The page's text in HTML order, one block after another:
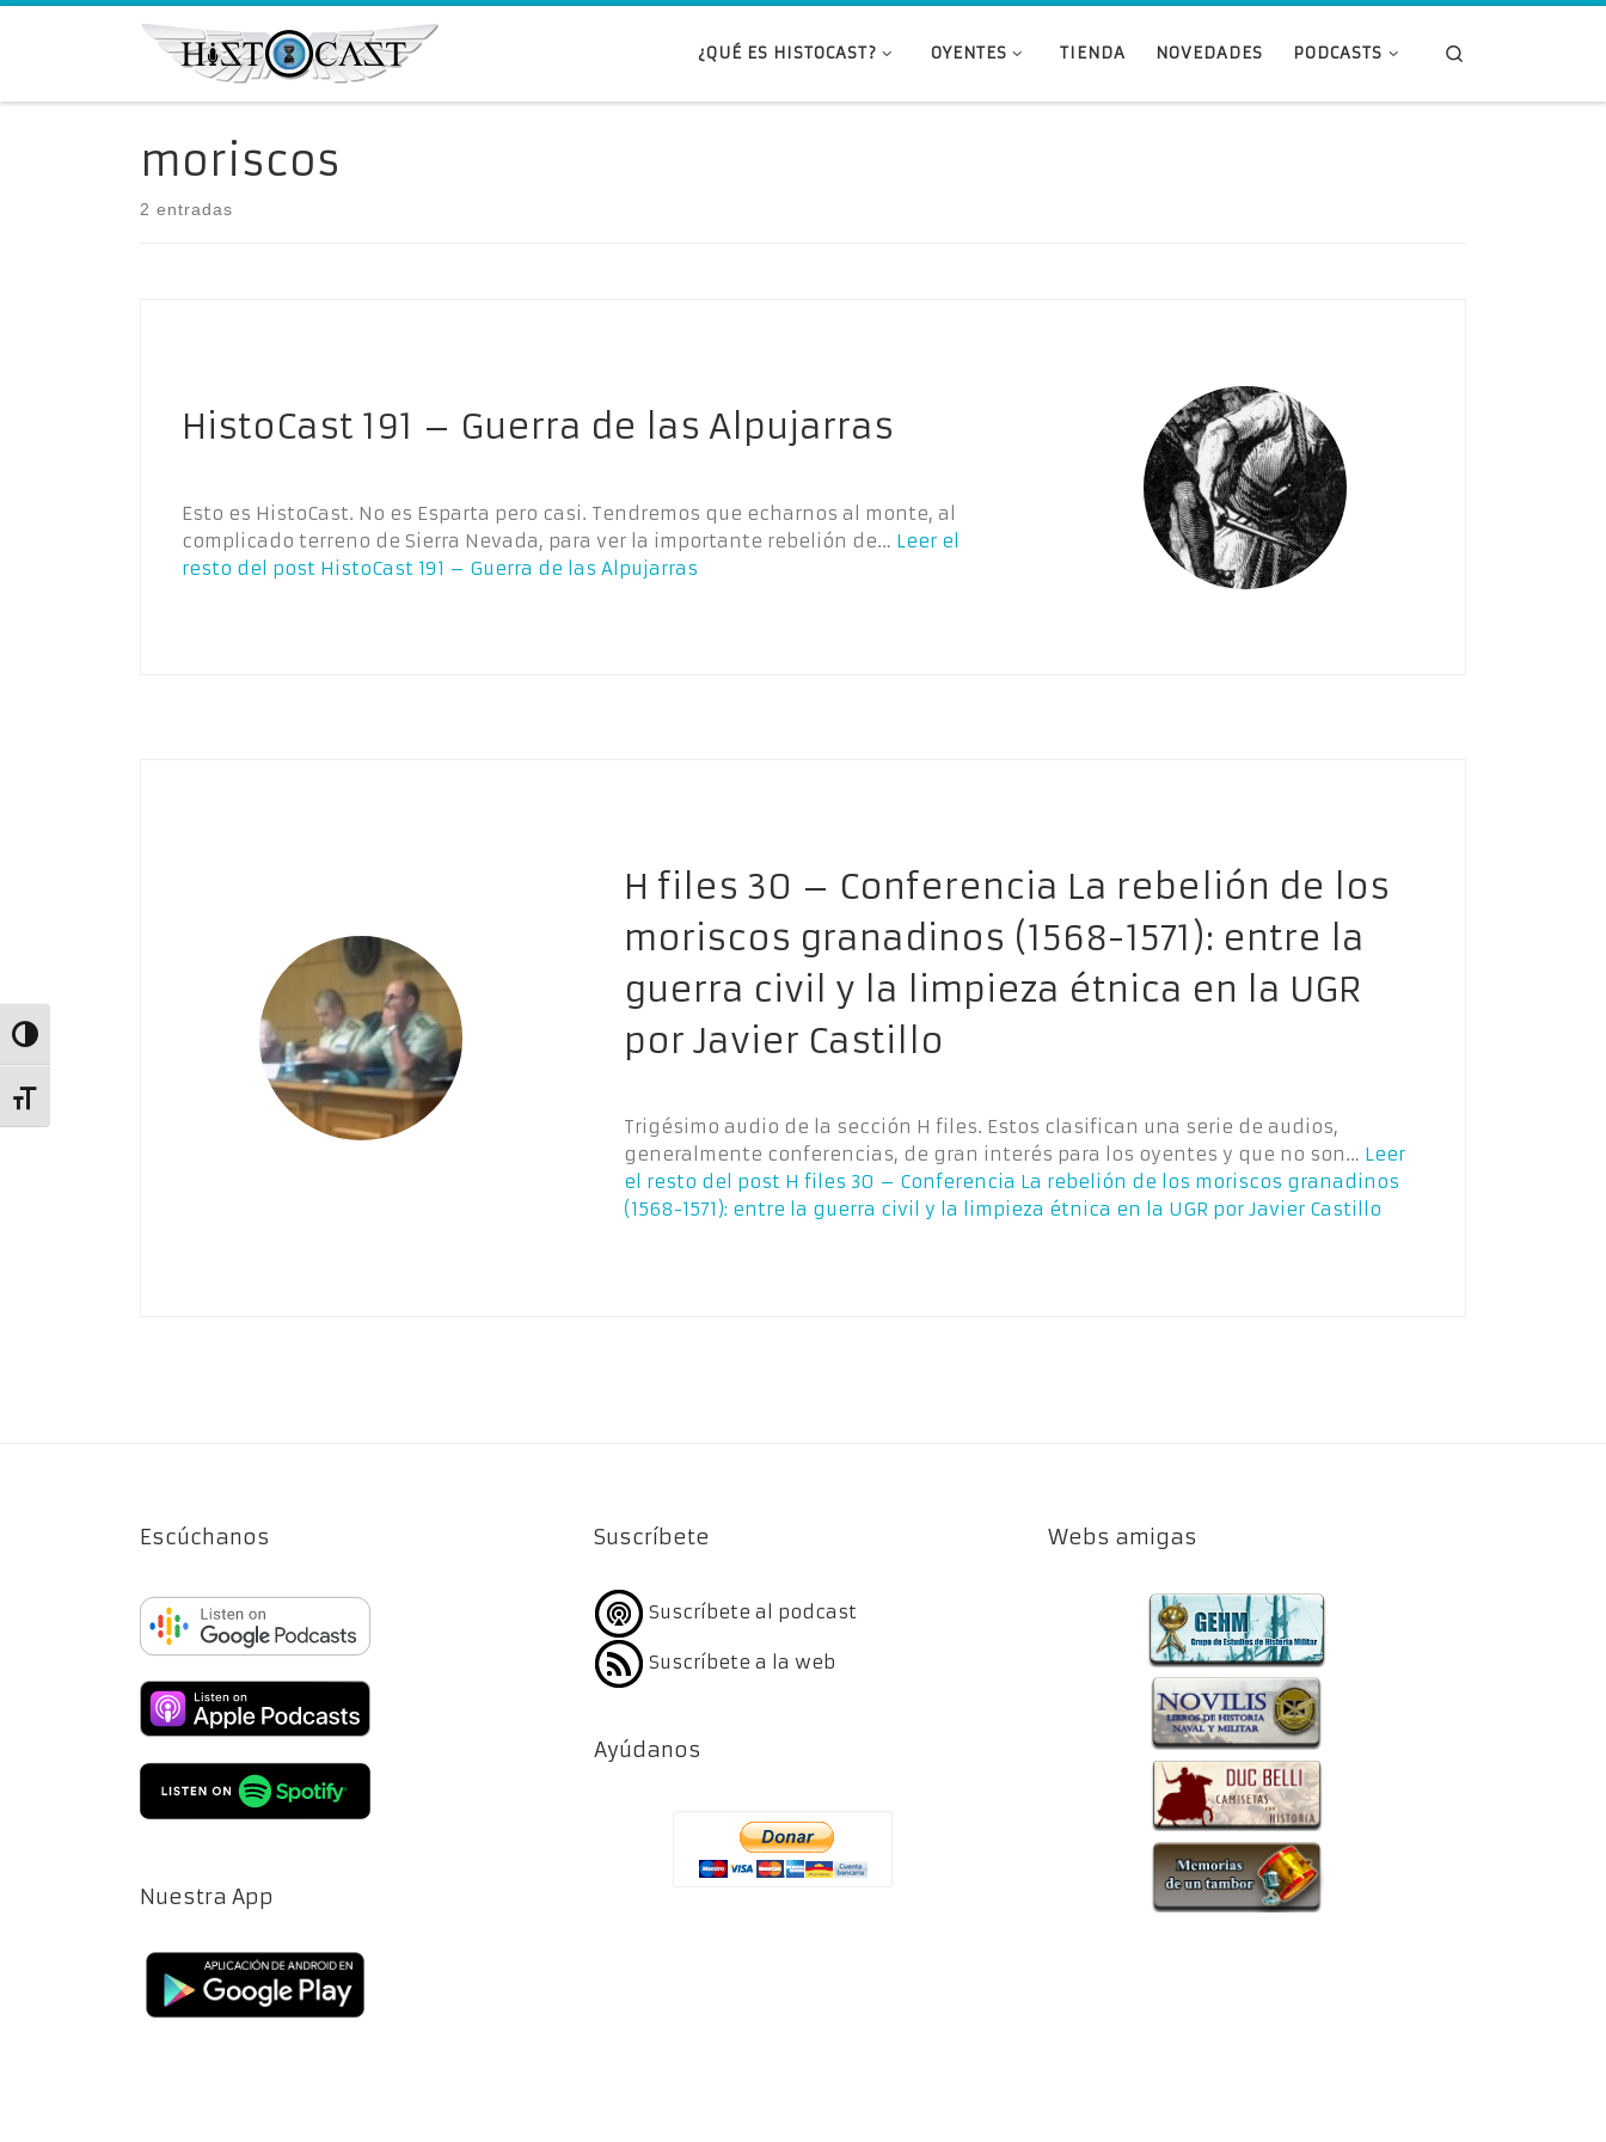
Alternar alto contraste
Alternar tamaño de letra
Saltar al contenido
¿QUÉ ES HISTOCAST? OYENTES TIENDA NOVEDADES PODCASTS
moriscos
2 entradas
HistoCast 191 – Guerra de las Alpujarras
Esto es HistoCast. No es Esparta pero casi. Tendremos que echarnos al monte, al
complicado terreno de Sierra Nevada, para ver la importante rebelión de… Leer el
resto del post HistoCast 191 – Guerra de las Alpujarras
H files 30 – Conferencia La rebelión de los
moriscos granadinos (1568-1571): entre la
guerra civil y la limpieza étnica en la UGR
por Javier Castillo
Trigésimo audio de la sección H files. Estos clasifican una serie de audios,
generalmente conferencias, de gran interés para los oyentes y que no son… Leer
el resto del post H files 30 – Conferencia La rebelión de los moriscos granadinos
(1568-1571): entre la guerra civil y la limpieza étnica en la UGR por Javier Castillo
Escúchanos
Nuestra App
Suscríbete
Suscríbete al podcast
Suscríbete a la web
Ayúdanos
Webs amigas